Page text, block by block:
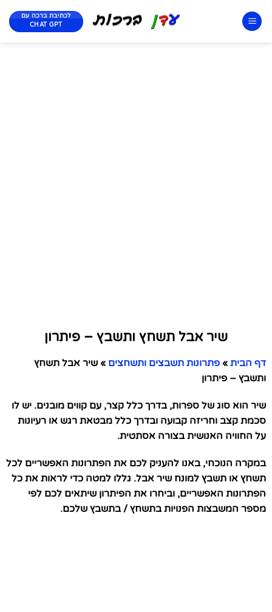
לכתיבת ברכה עם
CHAT GPT
שיר אבל תשחץ ותשבץ – פיתרון
דף הבית » פתרונות תשבצים ותשחצים » שיר אבל תשחץ
ותשבץ – פיתרון
שיר הוא סוג של ספרות, בדרך כלל קצר, עם קווים מובנים. יש לו
סכמת קצב וחריזה קבועה ובדרך כלל מבטאת רגש או רעיונות
על החוויה האנושית בצורה אסתטית.
במקרה הנוכחי, באנו להעניק לכם את הפתרונות האפשריים לכל
תשחץ או תשבץ למונח שיר אבל. גללו למטה כדי לראות את כל
הפתרונות האפשריים, וביחרו את הפיתרון שיתאים לכם לפי
מספר המשבצות הפנויות בתשחץ / בתשבץ שלכם.